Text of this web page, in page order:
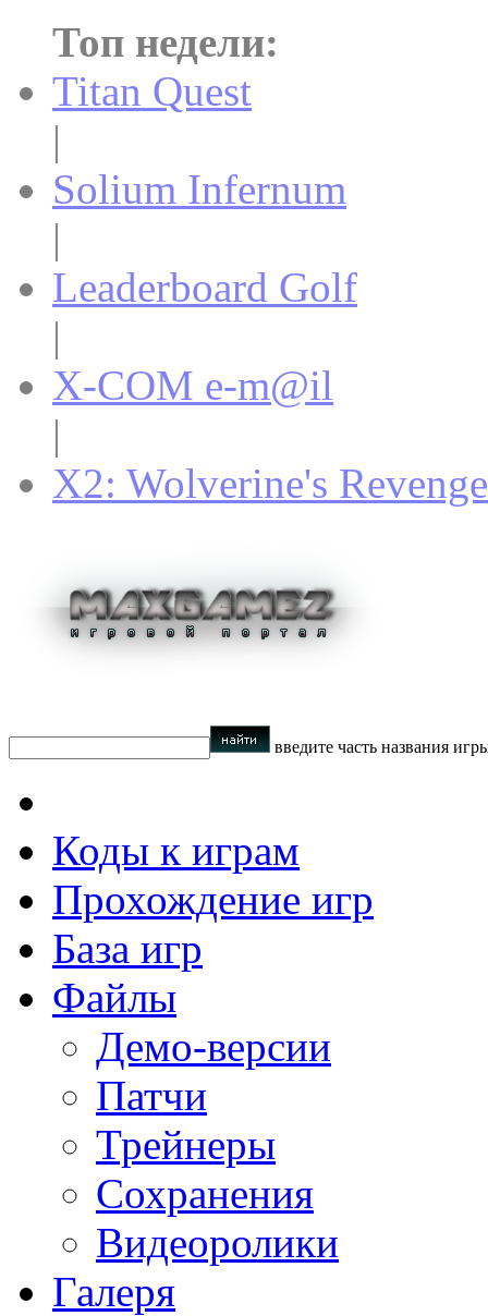
Топ недели:
Titan Quest
|
Solium Infernum
|
Leaderboard Golf
|
X-COM e-m@il
|
X2: Wolverine's Revenge
введите часть названия
Коды к играм
Прохождение игр
База игр
Файлы
Демо-версии
Патчи
Трейнеры
Сохранения
Видеоролики
Галеря